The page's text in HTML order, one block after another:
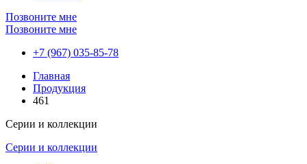
Позвоните мне
Позвоните мне
+7 (967) 035-85-78
Главная
Продукция
461
Серии и коллекции
Серии и коллекции